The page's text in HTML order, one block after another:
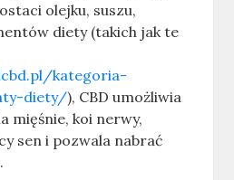
olejku, suszu,
diety (takich jak te
kategoria-
diety/), CBD umożliwia
mięśnie, koi nerwy,
sen i pozwala nabrać